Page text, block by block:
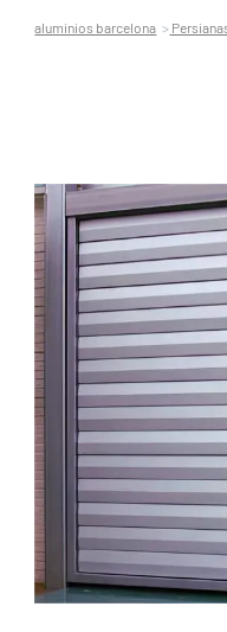
aluminios barcelona